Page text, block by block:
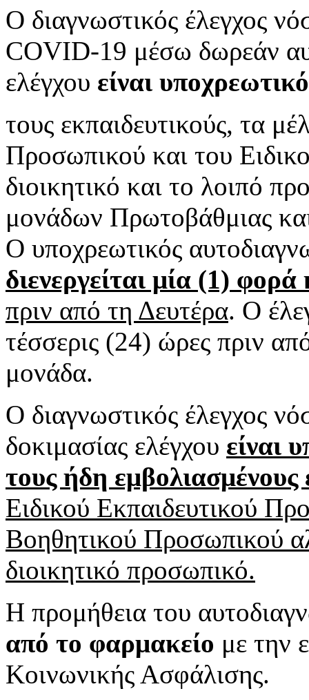
Ο διαγνωστικός έλεγχος
COVID-19 μέσω δωρεάν
ελέγχου είναι
τους εκπαιδευτικούς, τα
Προσωπικού και του
διοικητικό και το λοιπό
μονάδων Πρωτοβάθμιας
Ο υποχρεωτικός
διενεργείται μία (1)
πριν από τη Δευτέρα. Ο
τέσσερις (24) ώρες πριν
μονάδα.
Ο διαγνωστικός έλεγχος
δοκιμασίας ελέγχου είναι
τους ήδη εμβολιασμένους
Ειδικού Εκπαιδευτικού
Βοηθητικού Προσωπικού
διοικητικό προσωπικό.
Η προμήθεια του
από το φαρμακείο με την
Κοινωνικής Ασφάλισης.